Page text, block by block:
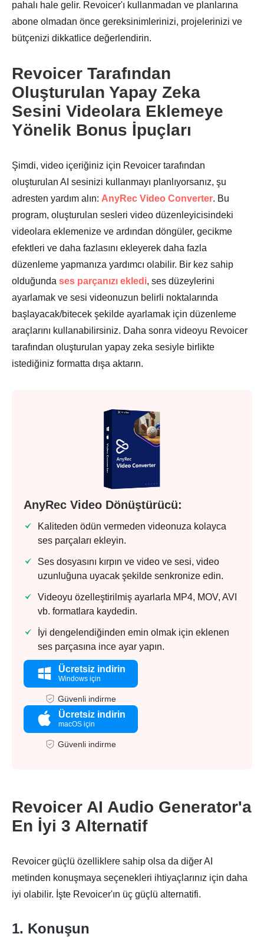
pahalı hale gelir. Revoicer'ı kullanmadan ve planlarına
abone olmadan önce gereksinimlerinizi, projelerinizi ve
bütçenizi dikkatlice değerlendirin.
Revoicer Tarafından
Oluşturulan Yapay Zeka
Sesini Videolara Eklemeye
Yönelik Bonus İpuçları
Şimdi, video içeriğiniz için Revoicer tarafından
oluşturulan AI sesinizi kullanmayı planlıyorsanız, şu
adresten yardım alın: AnyRec Video Converter. Bu
program, oluşturulan sesleri video düzenleyicisindeki
videolara eklemenize ve ardından döngüler, gecikme
efektleri ve daha fazlasını ekleyerek daha fazla
düzenleme yapmanıza yardımcı olabilir. Bir kez sahip
olduğunda ses parçanızı ekledi, ses düzeylerini
ayarlamak ve sesi videonuzun belirli noktalarında
başlayacak/bitecek şekilde ayarlamak için düzenleme
araçlarını kullanabilirsiniz. Daha sonra videoyu Revoicer
tarafından oluşturulan yapay zeka sesiyle birlikte
istediğiniz formatta dışa aktarın.
AnyRec Video Dönüştürücü:
Kaliteden ödün vermeden videonuza kolayca
ses parçaları ekleyin.
Ses dosyasını kırpın ve video ve sesi, video
uzunluğuna uyacak şekilde senkronize edin.
Videoyu özelleştirilmiş ayarlarla MP4, MOV, AVI
vb. formatlara kaydedin.
İyi dengelendiğinden emin olmak için eklenen
ses parçasına ince ayar yapın.
Ücretsiz indirin
Windows için
Güvenli indirme
Ücretsiz indirin
macOS için
Güvenli indirme
Revoicer AI Audio Generator'a
En İyi 3 Alternatif
Revoicer güçlü özelliklere sahip olsa da diğer AI
metinden konuşmaya seçenekleri ihtiyaçlarınız için daha
iyi olabilir. İşte Revoicer'ın üç güçlü alternatifi.
1. Konuşun